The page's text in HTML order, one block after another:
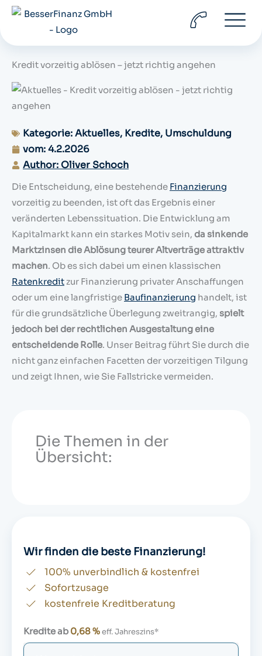
Zum
springen
Kredit vorzeitig ablösen – jetzt richtig angehen
Kategorie:Aktuelles, Kredite, Umschuldung
vom:4.2.2026
Author: Oliver Schoch
Die Entscheidung, eine bestehende Finanzierung
vorzeitig zu beenden, ist oft das Ergebnis einer
veränderten Lebenssituation. Die Entwicklung am
Kapitalmarkt kann ein starkes Motiv sein, da sinkende
Marktzinsen die Ablösung teurer Altverträge attraktiv
machen. Ob es sich dabei um einen klassischen
Ratenkredit zur Finanzierung privater Anschaffungen
oder um eine langfristige Baufinanzierung handelt, ist
für die grundsätzliche Überlegung zweitrangig, spielt
jedoch bei der rechtlichen Ausgestaltung eine
entscheidende Rolle. Unser Beitrag führt Sie durch die
nicht ganz einfachen Facetten der vorzeitigen Tilgung
und zeigt Ihnen, wie Sie Fallstricke vermeiden.
Die Themen in der
Übersicht:
Wir finden die beste Finanzierung!
100% unverbindlich & kostenfrei
Sofortzusage
kostenfreie Kreditberatung
Kredite ab 0,68 %eff. Jahreszins*
S